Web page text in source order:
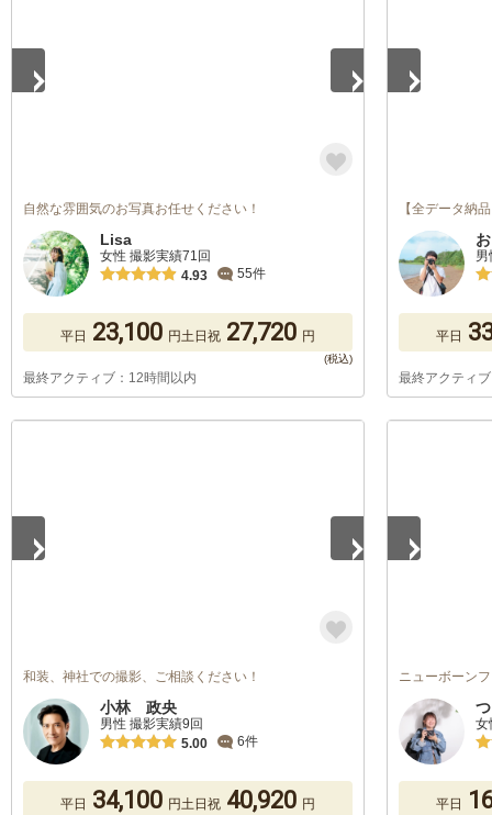
自然な雰囲気のお写真お任せください！
Lisa
女性 撮影実績71回
4.93
55件
平日 23,100 円土日祝 27,720 円
最終アクティブ：12時間以内
【全データ納
男
平日
最終アクティ
和装、神社での撮影、ご相談ください！
小林 政央
男性 撮影実績9回
5.00
6件
平日 34,100 円土日祝 40,920 円
ニューボーン
女
平日